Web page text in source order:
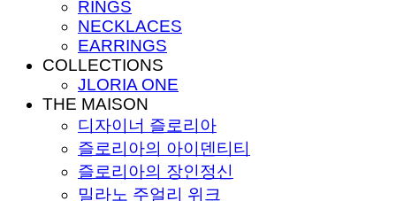
RINGS
NECKLACES
EARRINGS
COLLECTIONS
JLORIA ONE
THE MAISON
디자이너 즐로리아
즐로리아의 아이덴티티
즐로리아의 장인정신
밀라노 주얼리 위크